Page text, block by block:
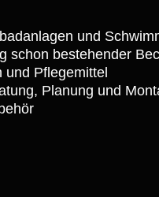
und
schon bestehender
Pflegemittel
Planung und